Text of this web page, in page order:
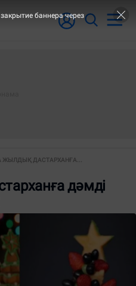
ЖЫЛДЫҚ ДАСТАРХАНҒА...
дәмді
баннера через